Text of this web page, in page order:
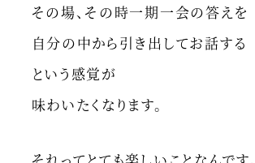
その場、その時一期一会の答えを
自分の中から引き出してお話する
という感覚が
味わいたくなります。